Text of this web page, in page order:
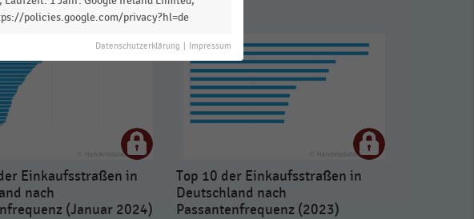
Einkaufsstraßen in
nach
(Januar 2024)
Top 10 der Einkaufsstraßen in
Deutschland nach
Passantenfrequenz (2023)
policies.google.com/privacy?hl=de
Datenschutzerklärung Impressum